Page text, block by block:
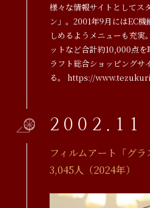
様々な情報サイトとしてス
ン」。2001年9月にはEC
しめるようメニューも充実
ットなど合計約10,000点
ラフト総合ショッピングサ
る。https://
2002.11
フィルムアート「グ
3,045人（2024年）